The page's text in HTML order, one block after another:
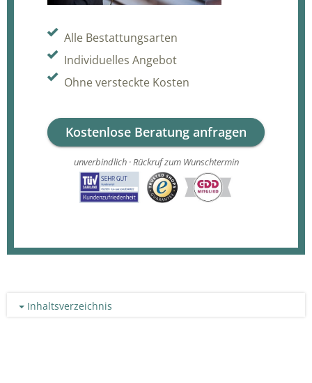
Alle Bestattungsarten
Individuelles Angebot
Ohne versteckte Kosten
Kostenlose Beratung anfragen
unverbindlich · Rückruf zum Wunschtermin
Inhaltsverzeichnis